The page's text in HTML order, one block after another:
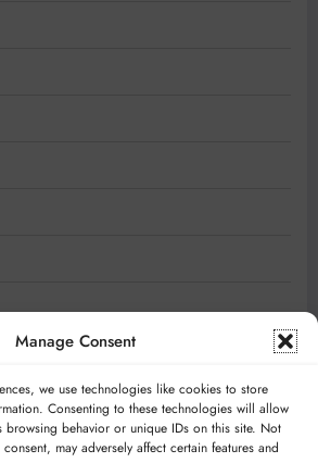
Manage Consent
we use technologies like cookies to store
Consenting to these technologies will allow
browsing behavior or unique IDs on this site. Not
may adversely affect certain features and